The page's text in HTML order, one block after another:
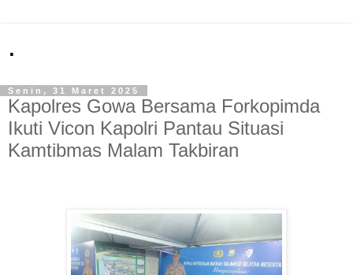
.
Senin, 31 Maret 2025
Kapolres Gowa Bersama Forkopimda
Ikuti Vicon Kapolri Pantau Situasi
Kamtibmas Malam Takbiran